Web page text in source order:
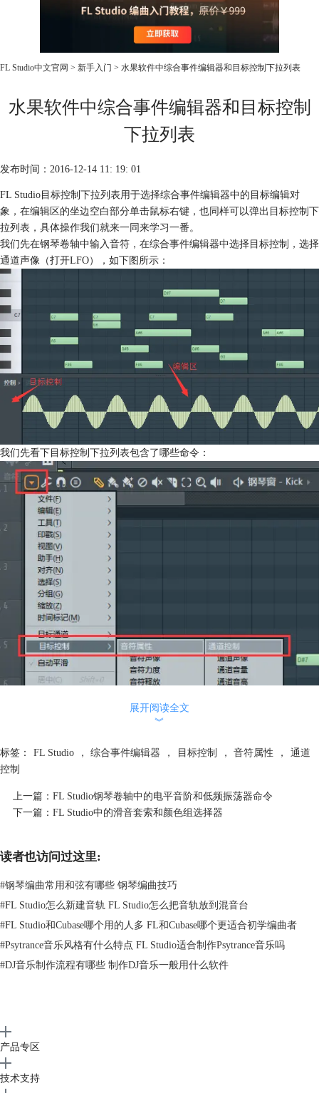
FL Studio中文官网 > 新手入门 > 水果软件中综合事件编辑器和目标控制下拉列表
水果软件中综合事件编辑器和目标控制
下拉列表
发布时间：2016-12-14 11: 19: 01
FL Studio目标控制下拉列表用于选择综合事件编辑器中的目标编辑对
象，在编辑区的坐边空白部分单击鼠标右键，也同样可以弹出目标控制下
拉列表，具体操作我们就来一同来学习一番。
我们先在钢琴卷轴中输入音符，在综合事件编辑器中选择目标控制，选择
通道声像（打开LFO），如下图所示：
我们先看下目标控制下拉列表包含了哪些命令：
目标控制栏包含了音符属性和通道控制两个大的框架。
音符属性包含了音符声像、音符力度、音符释放、音符滤波截止频率、音
通道控制包含了通道声像、通道音量、通道音高和最近使用过的控制。
选择需要调节的参数，然后在编辑区内使用鼠标左键和右键进行编辑和调
默认，只要按住Alt键并在参数条上单击鼠标即可。
更多关于FL Studio的内容，欢迎来到 FL Studio中文官网
展开阅读全文
︾
标签： FL Studio ， 综合事件编辑器 ， 目标控制 ， 音符属性 ，
通道
控制
上一篇： FL Studio钢琴卷轴中的电平音阶和低频振荡器命令
下一篇： FL Studio中的滑音套索和颜色组选择器
读者也访问过这里:
#钢琴编曲常用和弦有哪些 钢琴编曲技巧
#FL Studio怎么新建音轨 FL Studio怎么把音轨放到混音台
#FL Studio和Cubase哪个用的人多 FL和Cubase哪个更适合初学编曲者
#Psytrance音乐风格有什么特点 FL Studio适合制作Psytrance音乐吗
#DJ音乐制作流程有哪些 制作DJ音乐一般用什么软件
产品专区
技术支持